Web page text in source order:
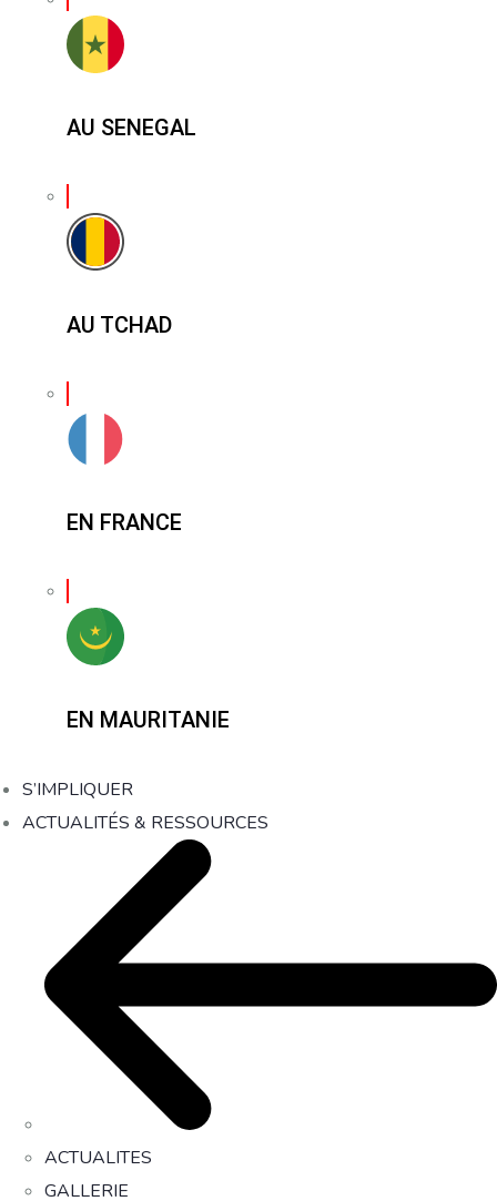
AU SENEGAL
AU TCHAD
EN FRANCE
EN MAURITANIE
S’IMPLIQUER
ACTUALITÉS & RESSOURCES
ACTUALITES
GALLERIE